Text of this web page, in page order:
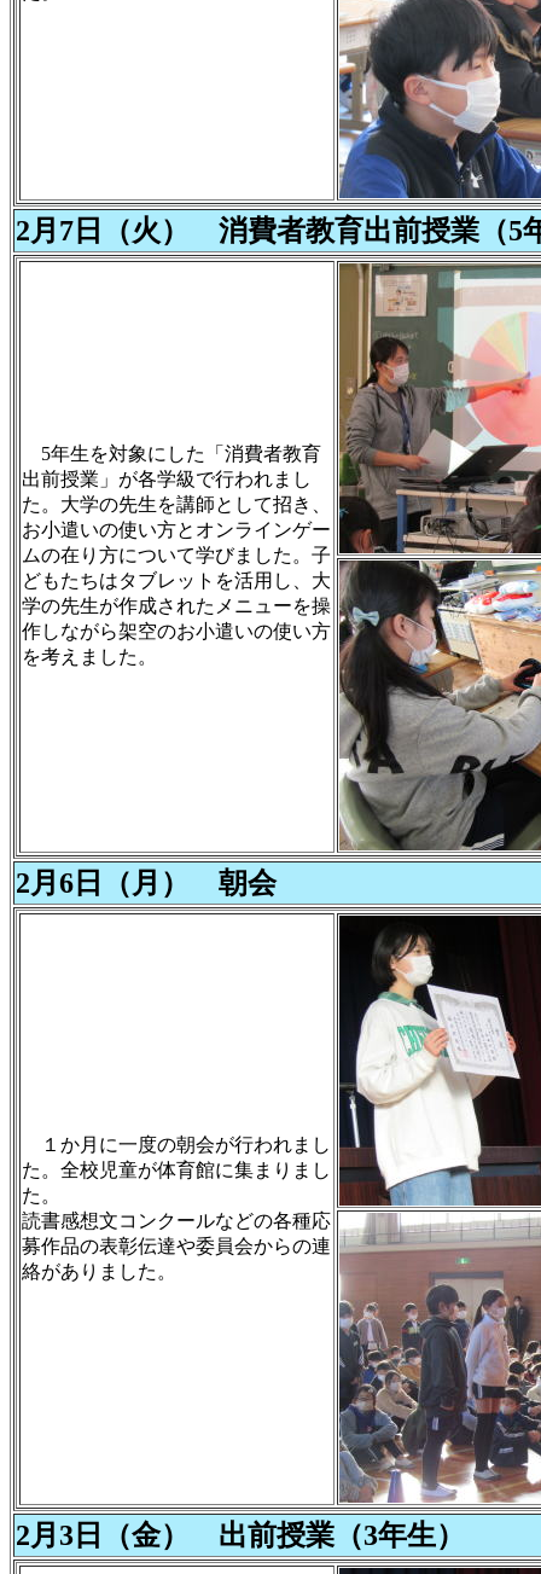
2月7日（火） 消費者教育出前授業（5
5年生を対象にした「消費者教育
出前授業」が各学級で行われまし
た。大学の先生を講師として招き、
お小遣いの使い方とオンラインゲー
ムの在り方について学びました。子
どもたちはタブレットを活用し、大
学の先生が作成されたメニューを操
作しながら架空のお小遣いの使い方
を考えました。
2月6日（月） 朝会
１か月に一度の朝会が行われまし
た。全校児童が体育館に集まりまし
た。
読書感想文コンクールなどの各種応
募作品の表彰伝達や委員会からの連
絡がありました。
2月3日（金） 出前授業（3年生）